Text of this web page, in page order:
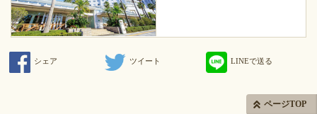
シェア ツイート LINEで送る
ページTOP